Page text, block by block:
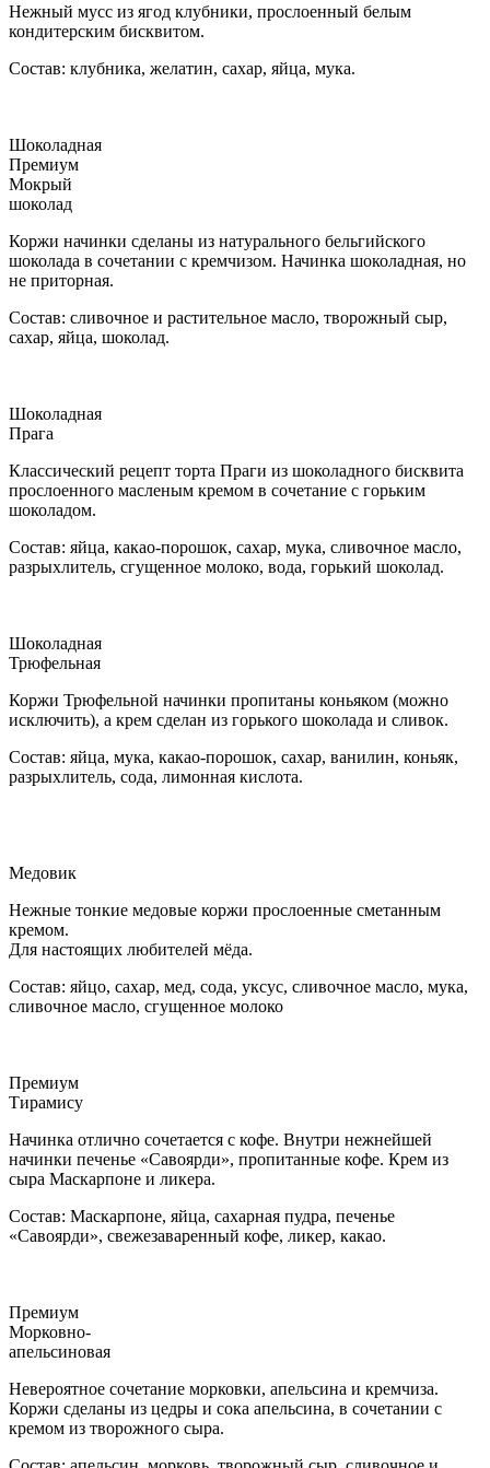
Нежный мусс из ягод клубники, прослоенный белым
кондитерским бисквитом.
Состав: клубника, желатин, сахар, яйца, мука.
Шоколадная
Премиум
Мокрый
шоколад
Коржи начинки сделаны из натурального бельгийского
шоколада в сочетании с кремчизом. Начинка шоколадная, но
не приторная.
Состав: сливочное и растительное масло, творожный сыр,
сахар, яйца, шоколад.
Шоколадная
Прага
Классический рецепт торта Праги из шоколадного бисквита
прослоенного масленым кремом в сочетание с горьким
шоколадом.
Состав: яйца, какао-порошок, сахар, мука, сливочное масло,
разрыхлитель, сгущенное молоко, вода, горький шоколад.
Шоколадная
Трюфельная
Коржи Трюфельной начинки пропитаны коньяком (можно
исключить), а крем сделан из горького шоколада и сливок.
Состав: яйца, мука, какао-порошок, сахар, ванилин, коньяк,
разрыхлитель, сода, лимонная кислота.
Медовик
Нежные тонкие медовые коржи прослоенные сметанным
кремом.
Для настоящих любителей мёда.
Состав: яйцо, сахар, мед, сода, уксус, сливочное масло, мука,
сливочное масло, сгущенное молоко
Премиум
Тирамису
Начинка отлично сочетается с кофе. Внутри нежнейшей
начинки печенье «Савоярди», пропитанные кофе. Крем из
сыра Маскарпоне и ликера.
Состав: Маскарпоне, яйца, сахарная пудра, печенье
«Савоярди», свежезаваренный кофе, ликер, какао.
Премиум
Морковно-
апельсиновая
Невероятное сочетание морковки, апельсина и кремчиза.
Коржи сделаны из цедры и сока апельсина, в сочетании с
кремом из творожного сыра.